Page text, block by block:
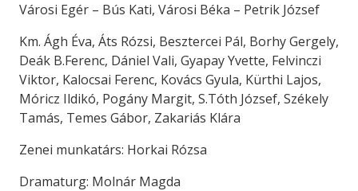
Városi Egér – Bús Kati, Városi Béka – Petrik József
Km. Ágh Éva, Áts Rózsi, Besztercei Pál, Borhy Gergely,
Deák B.Ferenc, Dániel Vali, Gyapay Yvette, Felvinczi
Viktor, Kalocsai Ferenc, Kovács Gyula, Kürthi Lajos,
Móricz Ildikó, Pogány Margit, S.Tóth József, Székely
Tamás, Temes Gábor, Zakariás Klára
Zenei munkatárs: Horkai Rózsa
Dramaturg: Molnár Magda